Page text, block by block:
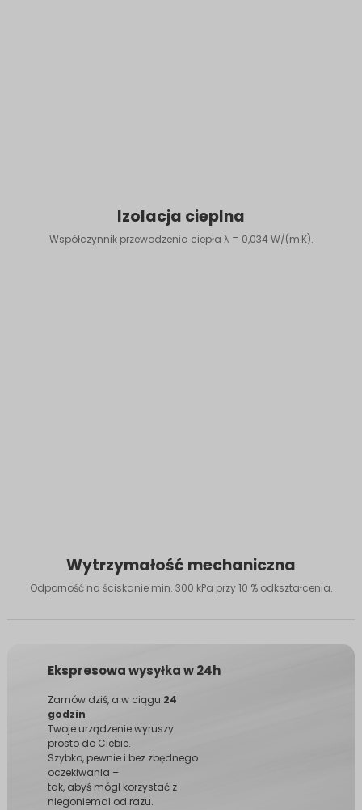
Izolacja cieplna
Współczynnik przewodzenia ciepła λ = 0,034 W/(m·K).
Wytrzymałość mechaniczna
Odporność na ściskanie min. 300 kPa przy 10 % odkształcenia.
Ekspresowa wysyłka w 24h
Zamów dziś, a w ciągu 24
godzin
Twoje urządzenie wyruszy
prosto do Ciebie.
Szybko, pewnie i bez zbędnego
oczekiwania –
tak, abyś mógł korzystać z
niegoniemal od razu.